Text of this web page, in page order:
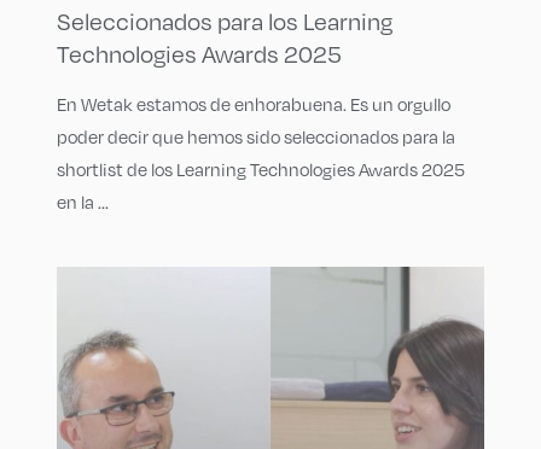
Seleccionados para los Learning
Technologies Awards 2025
En Wetak estamos de enhorabuena. Es un orgullo
poder decir que hemos sido seleccionados para la
shortlist de los Learning Technologies Awards 2025
en la ...